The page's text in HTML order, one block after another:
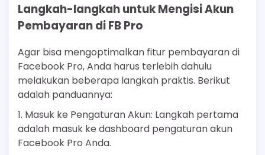
Langkah-langkah untuk Mengisi Akun
Pembayaran di FB Pro
Agar bisa mengoptimalkan fitur pembayaran di
Facebook Pro, Anda harus terlebih dahulu
melakukan beberapa langkah praktis. Berikut
adalah panduannya:
1. Masuk ke Pengaturan Akun: Langkah pertama
adalah masuk ke dashboard pengaturan akun
Facebook Pro Anda.